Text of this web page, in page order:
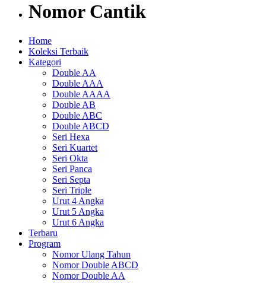
Nomor Cantik
Home
Koleksi Terbaik
Kategori
Double AA
Double AAA
Double AAAA
Double AB
Double ABC
Double ABCD
Seri Hexa
Seri Kuartet
Seri Okta
Seri Panca
Seri Septa
Seri Triple
Urut 4 Angka
Urut 5 Angka
Urut 6 Angka
Terbaru
Program
Nomor Ulang Tahun
Nomor Double ABCD
Nomor Double AA